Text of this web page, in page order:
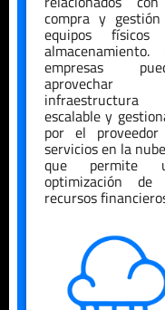
compra y
equipos físicos
almacenamiento.
empresas
aprovechar
infraestructura
escalable y
por el
servicios en la
que permite
optimización de
recursos